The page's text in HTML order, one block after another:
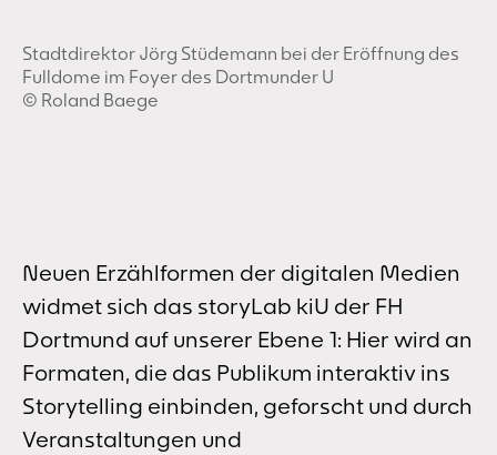
Stadtdirektor Jörg Stüdemann bei der Eröffnung des
Fulldome im Foyer des Dortmunder U
©️ Roland Baege
Neuen Erzählformen der digitalen Medien
widmet sich das storyLab kiU der FH
Dortmund auf unserer Ebene 1: Hier wird an
Formaten, die das Publikum interaktiv ins
Storytelling einbinden, geforscht und durch
Veranstaltungen und